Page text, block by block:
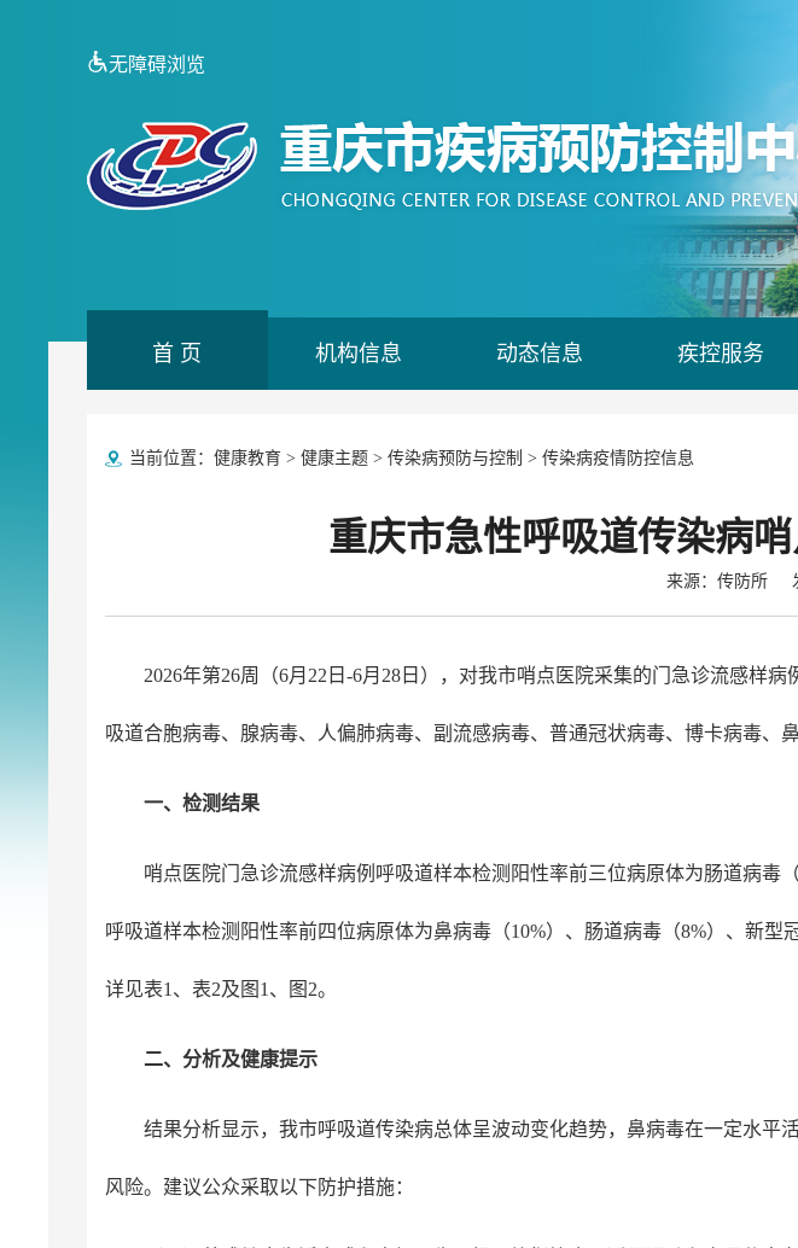
无障碍浏览
首 页 机构信息 动态信息 疾控服务
当前位置： 健康教育> 健康主题> 传染病预防与控制 > 传染病疫情防控信息
重庆市急性呼吸道传染病哨
来源：传防所
2026年第26周（6月22日-6月28日），对我市哨点医院采集的门急诊流感样
吸道合胞病毒、腺病毒、人偏肺病毒、副流感病毒、普通冠状病毒、博卡病毒、
一、检测结果
哨点医院门急诊流感样病例呼吸道样本检测阳性率前三位病原体为肠道病毒
呼吸道样本检测阳性率前四位病原体为鼻病毒（10%）、肠道病毒（8%）、新
详见表1、表2及图1、图2。
二、分析及健康提示
结果分析显示，我市呼吸道传染病总体呈波动变化趋势，鼻病毒在一定水
风险。建议公众采取以下防护措施：